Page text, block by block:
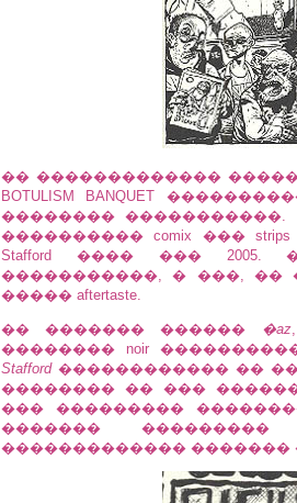
�� ������������� ��������
BOTULISM BANQUET
��������
���������� comix ���
Stafford ���� ���
�����������, � ���, ��
����� aftertaste.
�� ������� ������ �az
�������� noir
Stafford������������ ��
�������� �� ���
��� ���������
�������
������������� �������